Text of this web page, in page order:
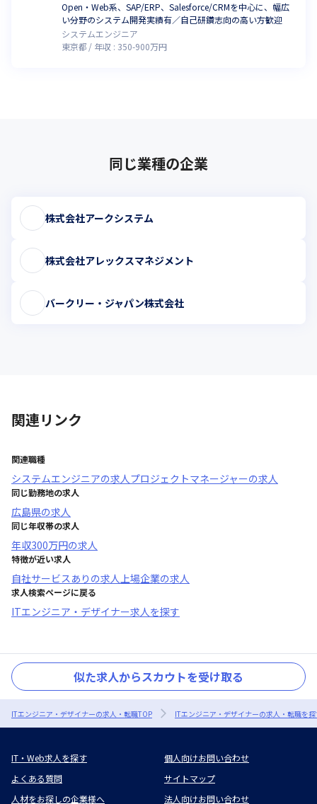
Open・Web系、SAP/ERP、Salesforce/CRMを中心に、幅広
い分野のシステム開発実績有／自己研鑽志向の高い方歓迎
システムエンジニア
東京都
年収 : 350-900万円
同じ業種の企業
株式会社アークシステム
株式会社アレックスマネジメント
バークリー・ジャパン株式会社
関連リンク
関連職種
システムエンジニアの求人プロジェクトマネージャーの求人
同じ勤務地の求人
広島県の求人
同じ年収帯の求人
年収300万円の求人
特徴が近い求人
自社サービスあり の求人上場企業の求人
求人検索ページに戻る
ITエンジニア・デザイナー求人を探す
似た求人からスカウトを受け取る
ITエンジニア・デザイナーの求人・転職TOP ITエンジニア・デザイナーの求人・転職を
IT・Web求人を探す
個人向けお問い合わせ
よくある質問
サイトマップ
人材をお探しの企業様へ
法人向けお問い合わせ